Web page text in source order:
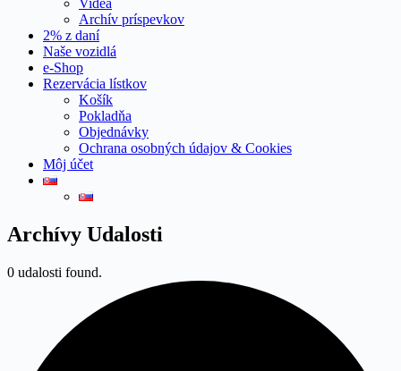
Videá
Archív príspevkov
2% z daní
Naše vozidlá
e-Shop
Rezervácia lístkov
Košík
Pokladňa
Objednávky
Ochrana osobných údajov & Cookies
Môj účet
Archívy Udalosti
0 udalosti found.